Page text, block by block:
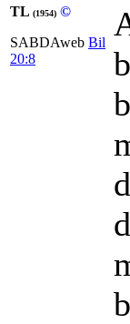
TL (1954) ©
SABDAweb Bil
20:8